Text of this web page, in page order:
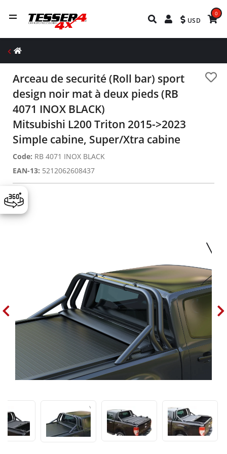
USD
0
Arceau de securité (Roll bar) sport
design noir mat à deux pieds (RB
4071 INOX BLACK)
Mitsubishi L200 Triton 2015->2023
Simple cabine, Super/Xtra cabine
Code: RB 4071 INOX BLACK
EAN-13: 5212062608437